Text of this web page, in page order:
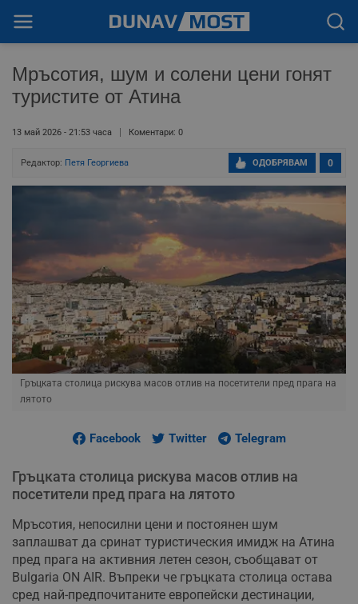
Мръсотия, шум и солени цени гонят
туристите от Атина
13 май 2026 - 21:53 часа Коментари: 0
Редактор: Петя Георгиева 0
ОДОБРЯВАМ
Гръцката столица рискува масов отлив на посетители пред прага на
лятото
Facebook Twitter Telegram
Гръцката столица рискува масов отлив на
посетители пред прага на лятото
Мръсотия, непосилни цени и постоянен шум
заплашват да сринат туристическия имидж на Атина
пред прага на активния летен сезон, съобщават от
Bulgaria ON AIR. Въпреки че гръцката столица остава
сред най-предпочитаните европейски дестинации,